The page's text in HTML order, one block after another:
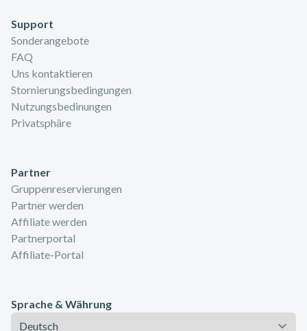
Support
Sonderangebote
FAQ
Uns kontaktieren
Stornierungsbedingungen
Nutzungsbedinungen
Privatsphäre
Partner
Gruppenreservierungen
Partner werden
Affiliate werden
Partnerportal
Affiliate-Portal
Sprache & Währung